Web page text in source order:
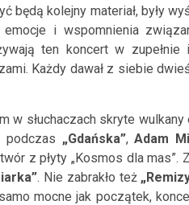
kolejny materiał, były
emocje i wspomnienia
ten koncert w
Każdy dawał z siebie
w słuchaczach skryte
podczas „Gdańska”,Adam
z płyty „Kosmos dla
. Nie zabrakło też
mocne jak początek,